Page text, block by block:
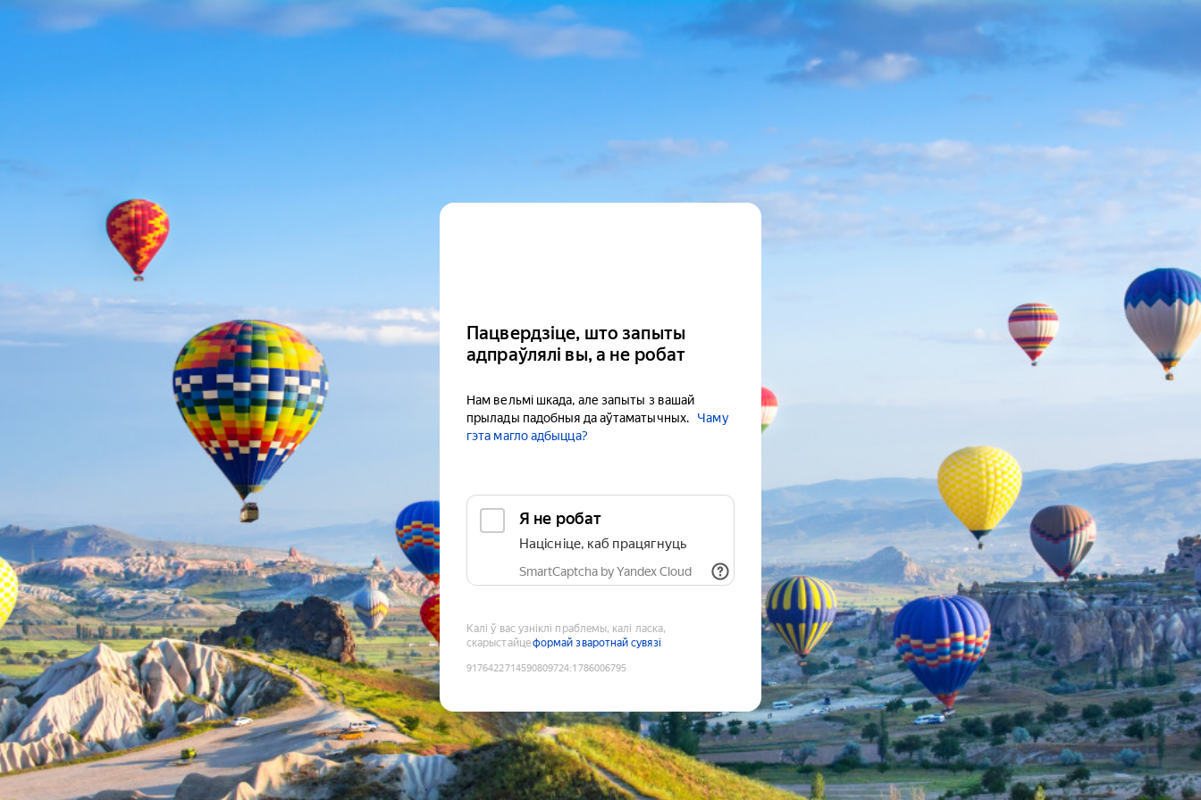
Пацвердзіце, што запыты
адпраўлялі вы, а не робат
Нам вельмі шкада, але запыты з вашай
прылады падобныя да аўтаматычных.
Чаму
гэта магло адбыцца?
Я не робат
Націсніце, каб працягнуць
SmartCaptcha by Yandex Cloud
Калі ў вас узніклі праблемы, калі ласка,
скарыстайцеформай зваротнай сувязі
9176422714590809724:1786006795